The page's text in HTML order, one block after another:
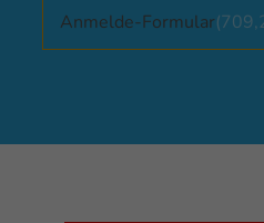
Anmelde-Formular